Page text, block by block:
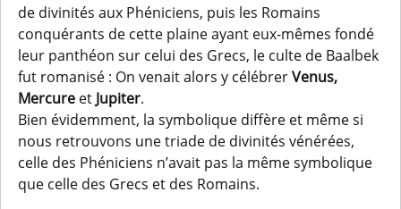
de divinités aux Phéniciens, puis les Romains
conquérants de cette plaine ayant eux-mêmes fondé
leur panthéon sur celui des Grecs, le culte de Baalbek
fut romanisé : On venait alors y célébrerVenus,
Mercure et Jupiter.
Bien évidemment, la symbolique diffère et même si
nous retrouvons une triade de divinités vénérées,
celle des Phéniciens n’avait pas la même symbolique
que celle des Grecs et des Romains.